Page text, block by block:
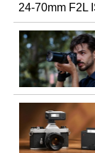
24-70mm F2L
幻規格